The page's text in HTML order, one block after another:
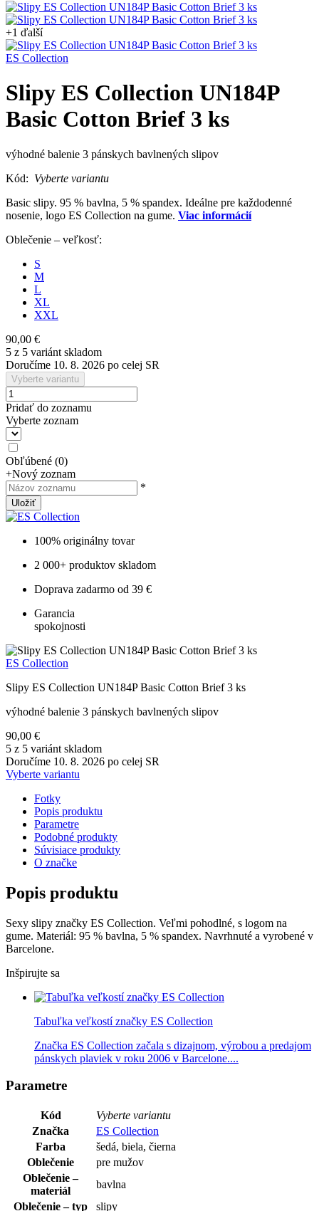
+1 ďalší
ES Collection
Slipy ES Collection UN184P
Basic Cotton Brief 3 ks
výhodné balenie 3 pánskych bavlnených slipov
Kód: Vyberte variantu
Basic slipy. 95 % bavlna, 5 % spandex. Ideálne pre každodenné
nosenie, logo ES Collection na gume. Viac informácií
Oblečenie – veľkosť:
S
M
L
XL
XXL
90,00 €
5 z 5 variánt skladom
Doručíme 10. 8. 2026 po celej SR
Vyberte variantu
Pridať do zoznamu
Vyberte zoznam
Obľúbené (0)
+Nový zoznam
*
Uložiť
100% originálny tovar
2 000+ produktov skladom
Doprava zadarmo od 39 €
Garancia
spokojnosti
ES Collection
Slipy ES Collection UN184P Basic Cotton Brief 3 ks
výhodné balenie 3 pánskych bavlnených slipov
90,00 €
5 z 5 variánt skladom
Doručíme 10. 8. 2026 po celej SR
Vyberte variantu
Fotky
Popis produktu
Parametre
Podobné produkty
Súvisiace produkty
O značke
Popis produktu
Sexy slipy značky ES Collection. Veľmi pohodlné, s logom na
gume. Materiál: 95 % bavlna, 5 % spandex. Navrhnuté a vyrobené v
Barcelone.
Inšpirujte sa
Tabuľka veľkostí značky ES Collection
Značka ES Collection začala s dizajnom, výrobou a predajom
pánskych plaviek v roku 2006 v Barcelone....
Parametre
Kód
Vyberte variantu
Značka
ES Collection
Farba
šedá, biela, čierna
Oblečenie
pre mužov
Oblečenie –
materiál
bavlna
Oblečenie – typ
slipy